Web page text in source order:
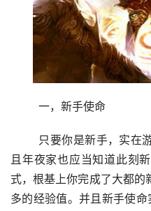
	一，新手使命
且年夜家也应当知道此刻
式，根基上你完成了大都的
多的经验值。并且新手使命